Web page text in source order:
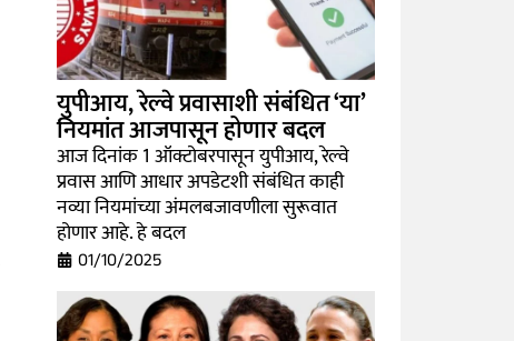
युपीआय, रेल्वे प्रवासाशी संबंधित ‘या’
नियमांत आजपासून होणार बदल
आज दिनांक 1 ऑक्टोबरपासून युपीआय, रेल्वे
प्रवास आणि आधार अपडेटशी संबंधित काही
नव्या नियमांच्या अंमलबजावणीला सुरूवात
होणार आहे. हे बदल
01/10/2025